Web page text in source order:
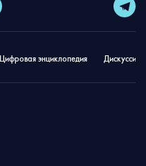
Цифровая энциклопедия